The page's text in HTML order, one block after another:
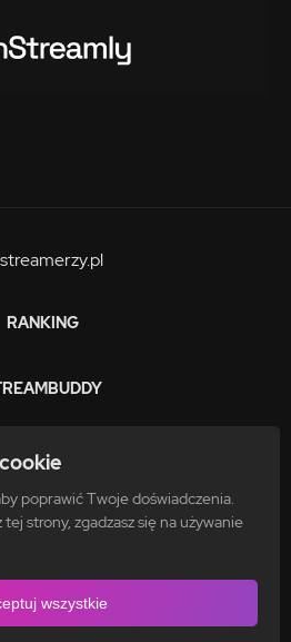
poprawić Twoje doświadczenia.
strony, zgadzasz się na używanie
wszystkie
RANKING
ZARABIAJ
FAQ
PRYWATNOŚCI